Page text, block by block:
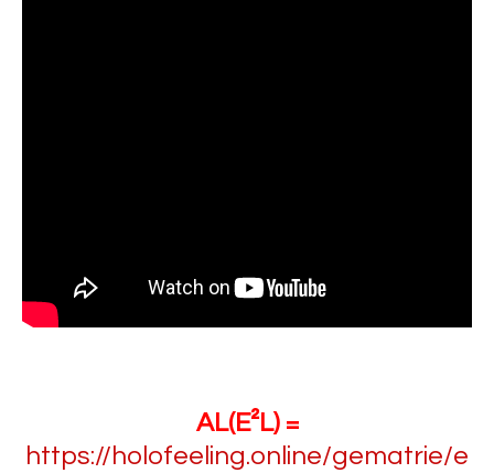
AL(E²L) =
https://holofeeling.online/gematrie/e